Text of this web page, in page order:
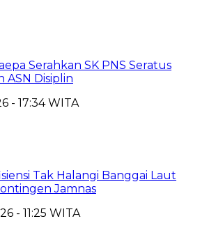
Serahkan SK PNS Seratus
ASN Disiplin
- 17:34 WITA
Tak Halangi Banggai Laut
Jamnas
- 11:25 WITA